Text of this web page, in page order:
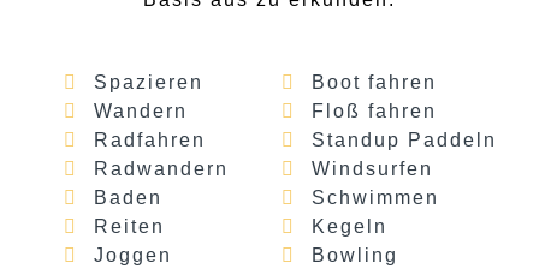
Spazieren
Wandern
Radfahren
Radwandern
Baden
Reiten
Joggen
Boot fahren
Floß fahren
Standup Paddeln
Windsurfen
Schwimmen
Kegeln
Bowling